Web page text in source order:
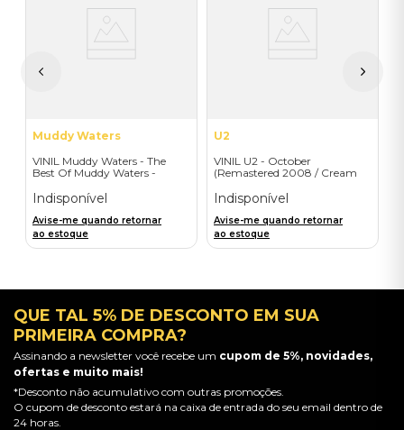
Muddy Waters
VINIL Muddy Waters - The
Best Of Muddy Waters -
Indisponível
Avise-me quando retornar
ao estoque
U2
VINIL U2 - October
(Remastered 2008 / Cream
Indisponível
Avise-me quando retornar
ao estoque
QUE TAL 5% DE DESCONTO EM SUA
PRIMEIRA COMPRA?
Assinando a newsletter você recebe um cupom de 5%, novidades,
ofertas e muito mais!
*Desconto não acumulativo com outras promoções.
O cupom de desconto estará na caixa de entrada do seu email dentro de
24 horas.